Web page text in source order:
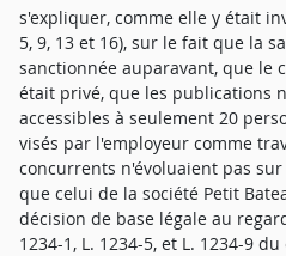
s'expliquer, comme elle y était
5, 9, 13 et 16), sur le fait que la
sanctionnée auparavant, que le
était privé, que les publications
accessibles à seulement 20
visés par l'employeur comme
concurrents n'évoluaient pas
que celui de la société Petit
décision de base légale au
1234-1, L. 1234-5, et L. 1234-9